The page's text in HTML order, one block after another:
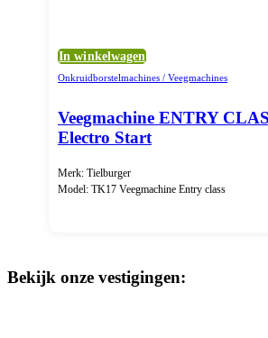
In winkelwagen
Onkruidborstelmachines / Veegmachines
Veegmachine ENTRY
Electro Start
Merk: Tielburger
Model: TK17 Veegmachine Entry class
Bekijk onze vestigingen: